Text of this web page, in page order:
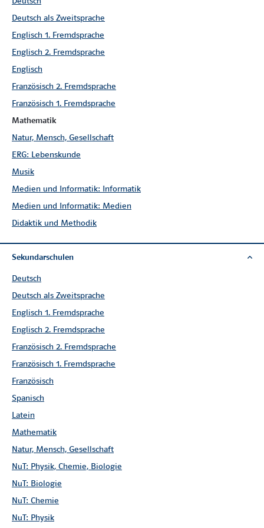
Deutsch als Zweitsprache
Englisch 1. Fremdsprache
Englisch 2. Fremdsprache
Englisch
Französisch 2. Fremdsprache
Französisch 1. Fremdsprache
Mathematik
Natur, Mensch, Gesellschaft
ERG: Lebenskunde
Musik
Medien und Informatik: Informatik
Medien und Informatik: Medien
Didaktik und Methodik
Sekundarschulen
Deutsch
Deutsch als Zweitsprache
Englisch 1. Fremdsprache
Englisch 2. Fremdsprache
Französisch 2. Fremdsprache
Französisch 1. Fremdsprache
Französisch
Spanisch
Latein
Mathematik
Natur, Mensch, Gesellschaft
NuT: Physik, Chemie, Biologie
NuT: Biologie
NuT: Chemie
NuT: Physik
Schweizer Zahlenbuch 3 Neue Ausgabe
Schweizer Zahlenbuch 3
Schulbuch
für Schülerinnen und Schüler
3. Klasse
ISBN
978-3-264-84720-8
Stückpreis
CHF 33.70
Anzahl